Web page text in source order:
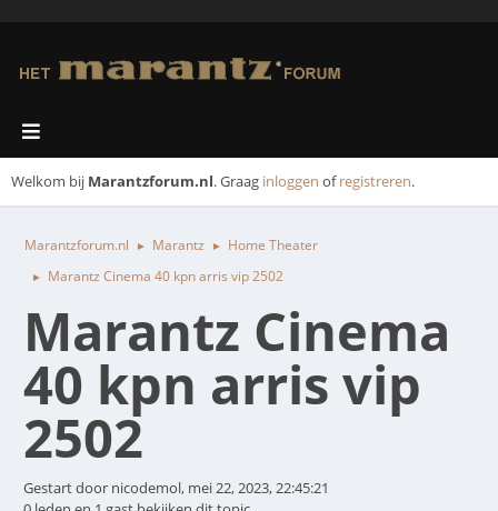
Welkom bij Marantzforum.nl. Graag inloggen ofregistreren.
Marantzforum.nl ► Marantz ► Home Theater
► Marantz Cinema 40 kpn arris vip 2502
Marantz Cinema
40 kpn arris vip
2502
Gestart door nicodemol, mei 22, 2023, 22:45:21